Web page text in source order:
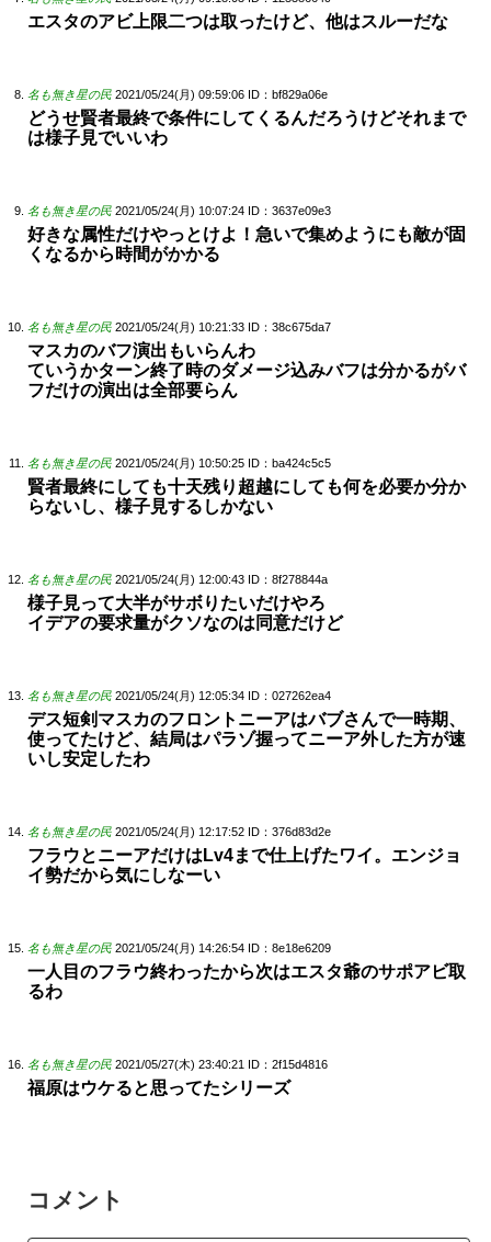
エスタのアビ上限二つは取ったけど、他はスルーだな
名も無き星の民 2021/05/24(月) 09:59:06 ID：bf829a06e
どうせ賢者最終で条件にしてくるんだろうけどそれまで
は様子見でいいわ
名も無き星の民 2021/05/24(月) 10:07:24 ID：3637e09e3
好きな属性だけやっとけよ！急いで集めようにも敵が固
くなるから時間がかかる
名も無き星の民 2021/05/24(月) 10:21:33 ID：38c675da7
マスカのバフ演出もいらんわ
ていうかターン終了時のダメージ込みバフは分かるがバ
フだけの演出は全部要らん
名も無き星の民 2021/05/24(月) 10:50:25 ID：ba424c5c5
賢者最終にしても十天残り超越にしても何を必要か分か
らないし、様子見するしかない
名も無き星の民 2021/05/24(月) 12:00:43 ID：8f278844a
様子見って大半がサボりたいだけやろ
イデアの要求量がクソなのは同意だけど
名も無き星の民 2021/05/24(月) 12:05:34 ID：027262ea4
デス短剣マスカのフロントニーアはバブさんで一時期、
使ってたけど、結局はパラゾ握ってニーア外した方が速
いし安定したわ
名も無き星の民 2021/05/24(月) 12:17:52 ID：376d83d2e
フラウとニーアだけはLv4まで仕上げたワイ。エンジョ
イ勢だから気にしなーい
名も無き星の民 2021/05/24(月) 14:26:54 ID：8e18e6209
一人目のフラウ終わったから次はエスタ爺のサポアビ取
るわ
名も無き星の民 2021/05/27(木) 23:40:21 ID：2f15d4816
福原はウケると思ってたシリーズ
コメント